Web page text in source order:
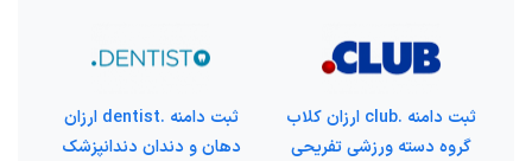
ثبت دامنه .club ارزان کلاب
گروه دسته ورزشی تفریحی
ثبت دامنه .dentist ارزان
دهان و دندان دندانپزشک